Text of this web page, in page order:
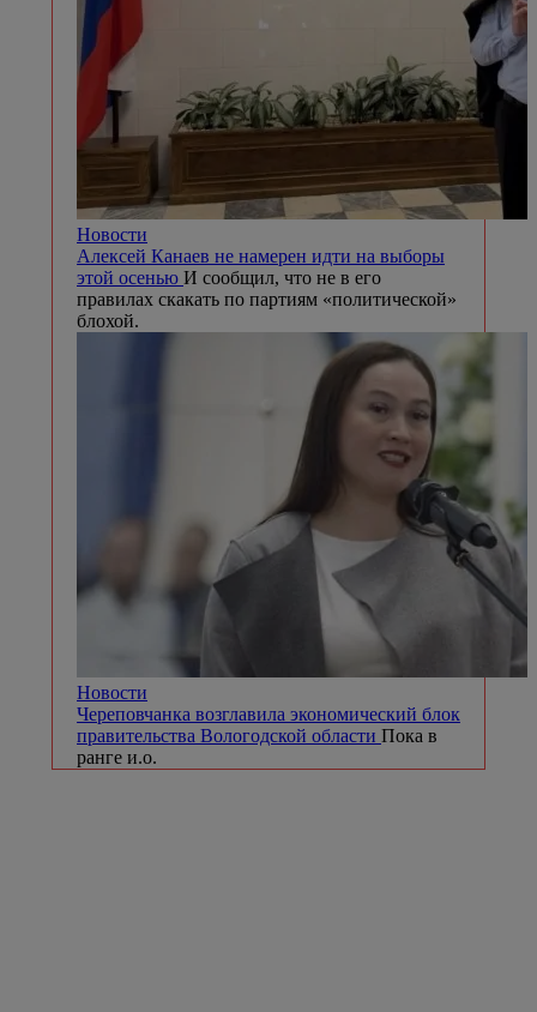
Новости
Алексей Канаев не намерен идти на выборы
этой осенью И сообщил, что не в его
правилах скакать по партиям «политической»
блохой.
Новости
Череповчанка возглавила экономический блок
правительства Вологодской области Пока в
ранге и.о.